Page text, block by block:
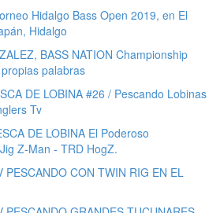
Hidalgo Bass Open 2019, en El
Hidalgo
BASS NATION Championship
palabras
DE LOBINA #26 / Pescando Lobinas
Tv
DE LOBINA El Poderoso
Z-Man - TRD HogZ.
PESCANDO CON TWIN RIG EN EL